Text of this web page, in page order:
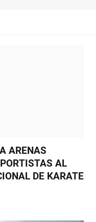
ARENAS
AL
DE KARATE